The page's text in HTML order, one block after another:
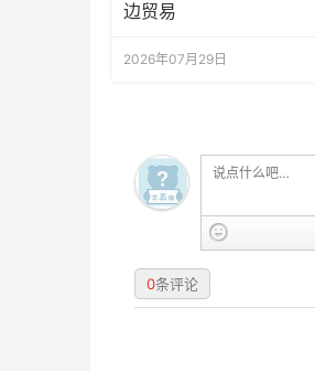
边贸易
2026年07月29日
0条评论